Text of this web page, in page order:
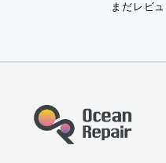
まだレビ